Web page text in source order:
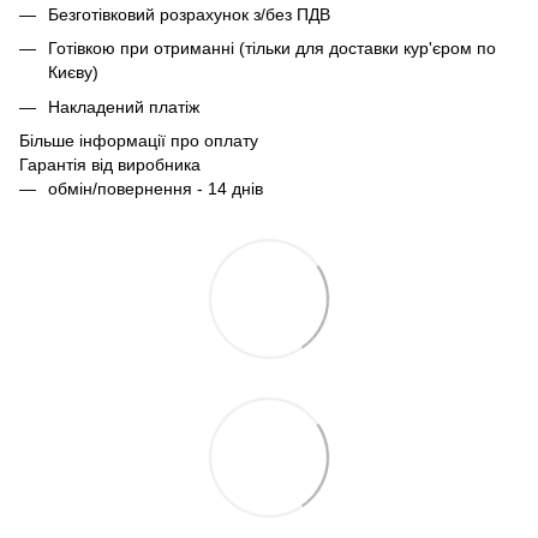
Безготівковий розрахунок з/без ПДВ
Готівкою при отриманні (тільки для доставки кур'єром по
Києву)
Накладений платіж
Більше інформації про оплату
Гарантія від виробника
обмін/повернення - 14 днів